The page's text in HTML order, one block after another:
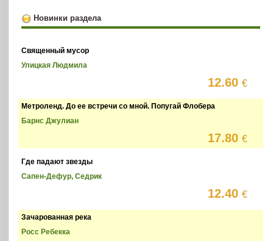
Новинки раздела
Священный мусор
Улицкая Людмила
12.60€
Метроленд. До ее встречи со мной. Попугай Флобера
Барнс Джулиан
17.80€
Где падают звезды
Сапен-Дефур, Седрик
12.40€
Зачарованная река
Росс Ребекка